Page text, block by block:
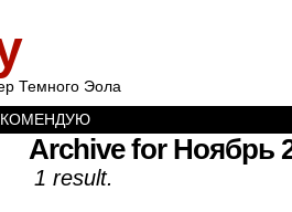
Темного Эола
Archive for Ноябрь
1 result.